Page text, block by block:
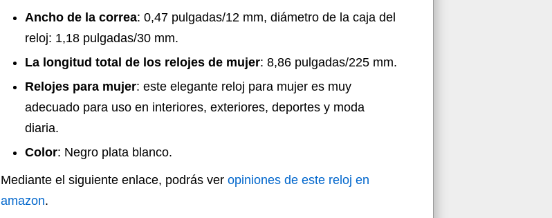
Ancho de la correa: 0,47 pulgadas/12 mm, diámetro de la caja del
reloj: 1,18 pulgadas/30 mm.
La longitud total de los relojes de mujer: 8,86 pulgadas/225 mm.
Relojes para mujer: este elegante reloj para mujer es muy
adecuado para uso en interiores, exteriores, deportes y moda
diaria.
Color: Negro plata blanco.
Mediante el siguiente enlace, podrás ver opiniones de este reloj en
amazon.